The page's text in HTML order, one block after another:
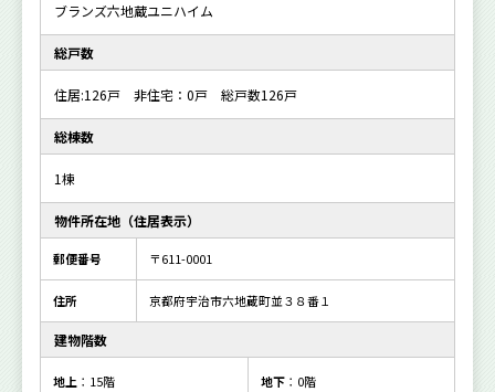
ブランズ六地蔵ユニハイム
総戸数
住居:126戸 非住宅：0戸 総戸数126戸
総棟数
1棟
物件所在地（住居表示）
郵便番号 〒611-0001
住所 京都府宇治市六地蔵町並３８番１
建物階数
地上 ：15階 地下：0階